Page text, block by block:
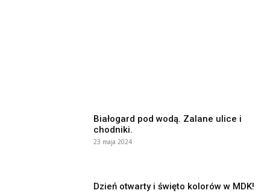
Białogard pod wodą. Zalane ulice i
chodniki.
23 maja 2024
Dzień otwarty i święto kolorów w MDK!